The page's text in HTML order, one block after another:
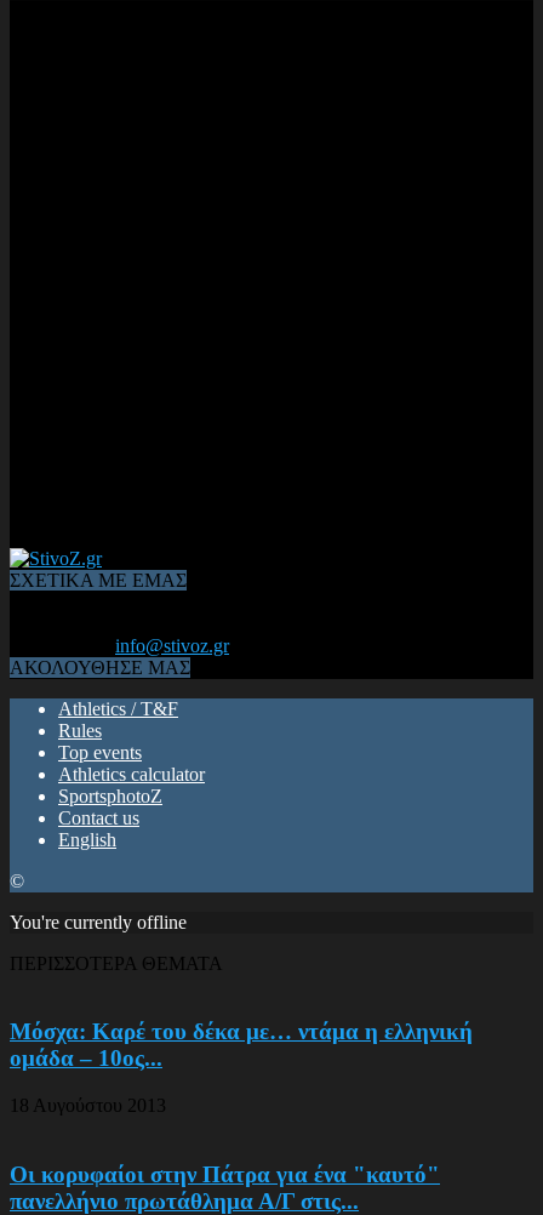
ΣΧΕΤΙΚΑ ΜΕ ΕΜΑΣ
info@stivoz.gr
ΑΚΟΛΟΥΘΗΣΕ ΜΑΣ
Athletics / T&F
Rules
Top events
Athletics calculator
SportsphotoZ
Contact us
English
©
You're currently offline
ΠΕΡΙΣΣΟΤΕΡΑ ΘΕΜΑΤΑ
Μόσχα: Καρέ του δέκα με… ντάμα η ελληνική
ομάδα – 10ος...
18 Αυγούστου 2013
Οι κορυφαίοι στην Πάτρα για ένα "καυτό"
πανελλήνιο πρωτάθλημα Α/Γ στις...